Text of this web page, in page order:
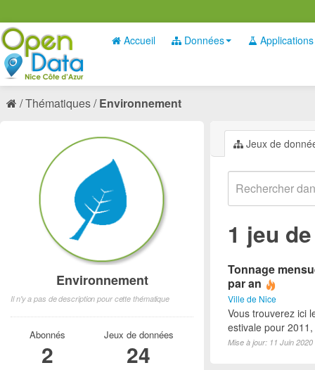
Accueil Données Applications
Thématiques Environnement
Jeux de
1 jeu
Tonnage
par an
Ville de Nice
Vous trouverez ici
estivale pour
Mise à jour: 11 Juin 2020
Environnement
Il n'y a pas de description pour cette thématique
Abonnés
2
Jeux de données
24